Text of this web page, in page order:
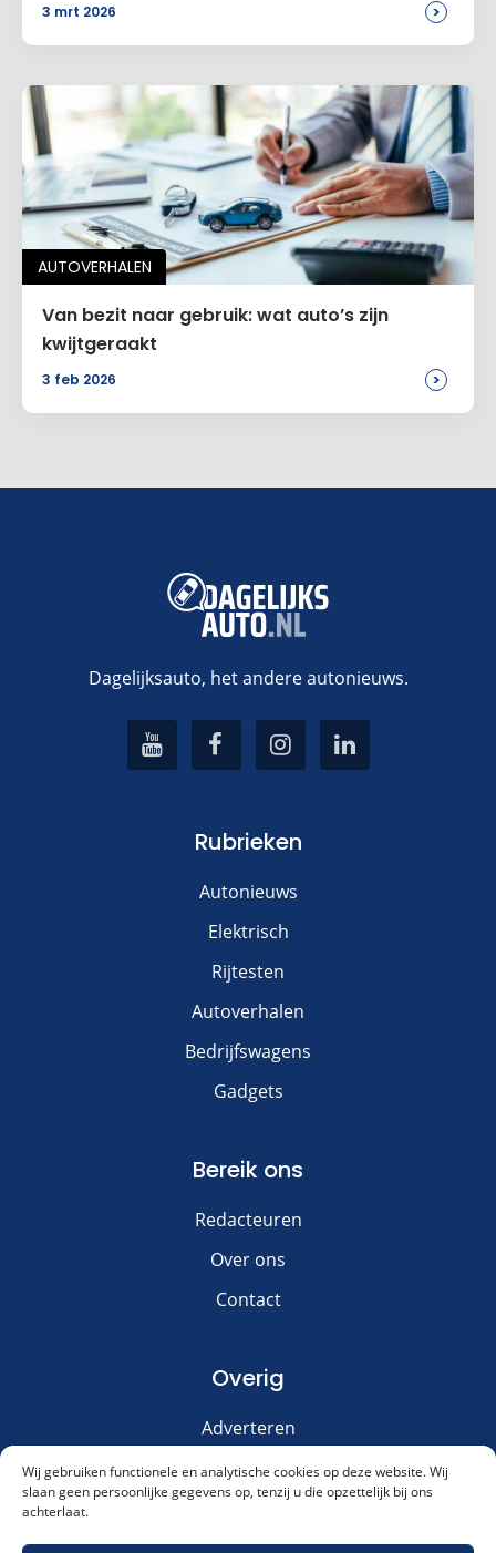
Wij gebruiken functionele en analytische cookies op deze website. Wij
slaan geen persoonlijke gegevens op, tenzij u die opzettelijk bij ons
achterlaat.
3 mrt 2026 >
AUTOVERHALEN
Van bezit naar gebruik: wat auto’s zijn
kwijtgeraakt
3 feb 2026 >
Dagelijksauto, het andere autonieuws.
Rubrieken
Autonieuws
Elektrisch
Rijtesten
Autoverhalen
Bedrijfswagens
Gadgets
Bereik ons
Redacteuren
Over ons
Contact
Overig
Adverteren
Disclaimer
Privacy & Cookies
Meld je aan voor onze nieuwsbrief!